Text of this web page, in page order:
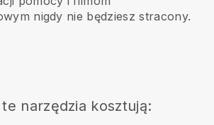
nigdy nie będziesz stracony.
narzędzia kosztują: